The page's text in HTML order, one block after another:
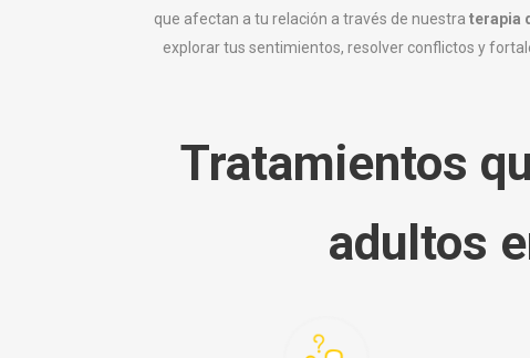
que afectan a tu relación a través de nuestra terapia
explorar tus sentimientos, resolver conflictos y
Tratamientos
adultos